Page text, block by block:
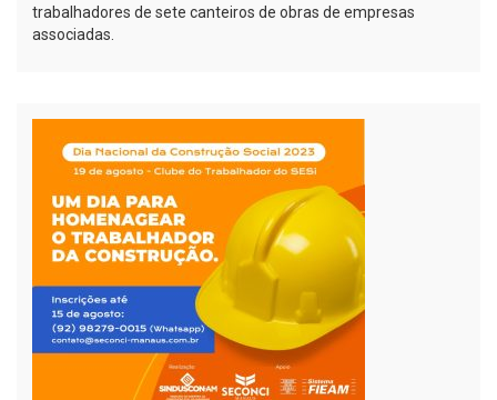
trabalhadores de sete canteiros de obras de empresas
associadas.